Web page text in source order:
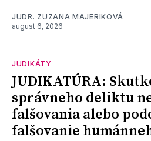
JUDR. ZUZANA MAJERIKOVÁ
august 6, 2026
JUDIKÁTY
JUDIKATÚRA:
správneho deliktu
falšovania alebo
falšovanie